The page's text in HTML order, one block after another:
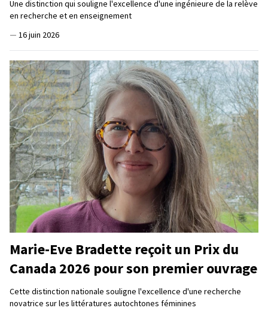
Une distinction qui souligne l'excellence d'une ingénieure de la relève
en recherche et en enseignement
— 16 juin 2026
Marie-Eve Bradette reçoit un Prix du
Canada 2026 pour son premier ouvrage
Cette distinction nationale souligne l'excellence d'une recherche
novatrice sur les littératures autochtones féminines